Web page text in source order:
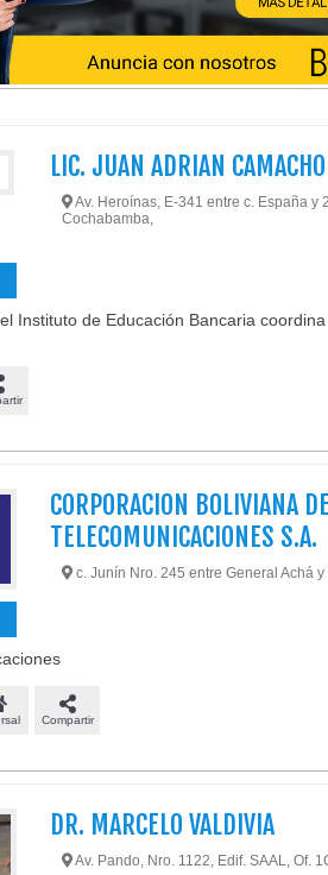
LIC. JUAN ADRIAN
Av. Heroínas, E-341 entre c. España y
Cochabamba,
Instituto de Educación Bancaria
CORPORACION BOLIVIANA DE
TELECOMUNICACIONES S.A.
c. Junín Nro. 245 entre General Achá
Compartir
DR. MARCELO VALDIVIA
Av. Pando, Nro. 1122, Edif. SAAL, Of.